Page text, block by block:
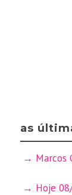
as
Marcos
Hoje